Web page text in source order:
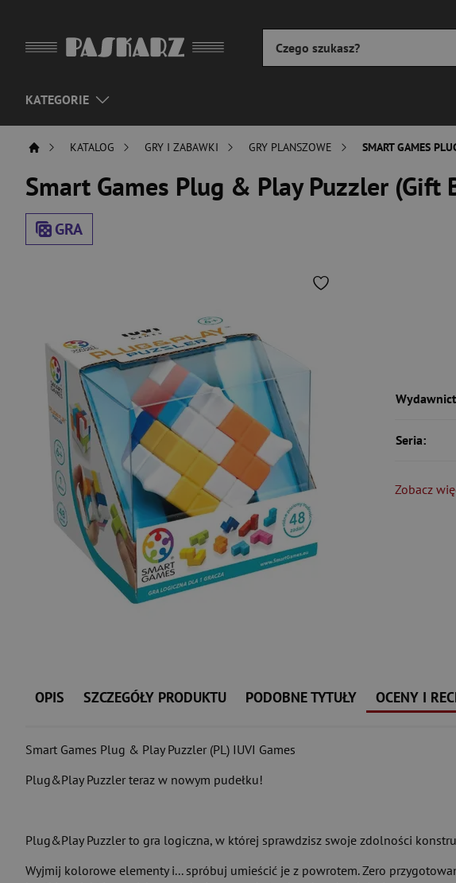
KATEGORIE
KATALOG GRY I ZABAWKI GRY PLANSZOWE SMART GAMES
Smart Games Plug & Play Puzzler (Gift
GRA
Seria:
Zobacz
OPIS SZCZEGÓŁY PRODUKTU PODOBNE TYTUŁY OCENY I
Smart Games Plug & Play Puzzler (PL) IUVI Games
Plug&Play Puzzler teraz w nowym pudełku!
Plug&Play Puzzler to gra logiczna, w której sprawdzisz swoje zdolności
Wyjmij kolorowe elementy i... spróbuj umieścić je z powrotem. Zero